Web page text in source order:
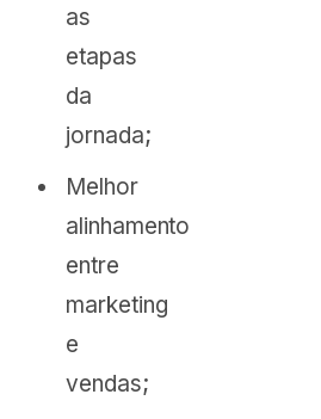
as
etapas
da
jornada;
Melhor
alinhamento
entre
marketing
e
vendas;